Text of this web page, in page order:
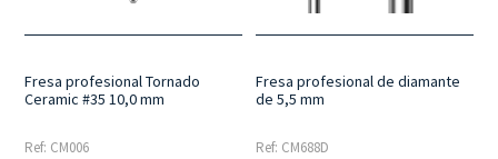
Fresa profesional Tornado
Ceramic #35 10,0 mm
Ref: CM006
Fresa profesional de diamante
de 5,5 mm
Ref: CM688D